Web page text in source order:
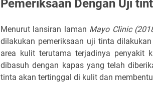
Pemeriksaan Dengan Uji
Menurut lansiran laman Mayo Clinic
dilakukan pemeriksaan uji tinta
area kulit terutama terjadinya penyakit
dibasuh dengan kapas yang telah
tinta akan tertinggal di kulit dan